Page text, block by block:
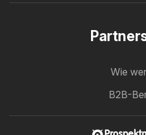
Wie
B2B-